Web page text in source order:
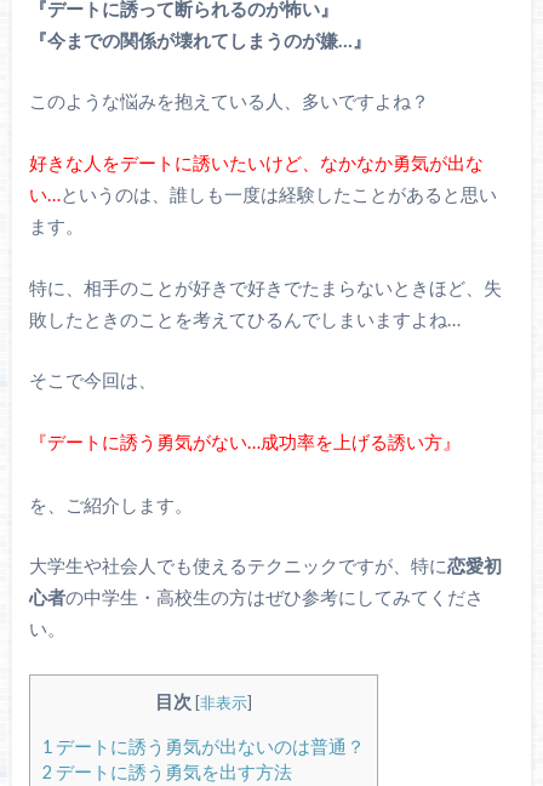
『デートに誘って断られるのが怖い』
『今までの関係が壊れてしまうのが嫌…』
このような悩みを抱えている人、多いですよね？
好きな人をデートに誘いたいけど、なかなか勇気が出な
い…というのは、誰しも一度は経験したことがあると思い
ます。
特に、相手のことが好きで好きでたまらないときほど、失
敗したときのことを考えてひるんでしまいますよね…
そこで今回は、
『デートに誘う勇気がない…成功率を上げる誘い方』
を、ご紹介します。
大学生や社会人でも使えるテクニックですが、特に恋愛初
心者の中学生・高校生の方はぜひ参考にしてみてくださ
い。
目次 [非表示]
1デートに誘う勇気が出ないのは普通？
2 デートに誘う勇気を出す方法